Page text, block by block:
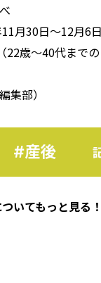
月30日～12月6日
歳～40代までの
集部）
いてもっと見る！